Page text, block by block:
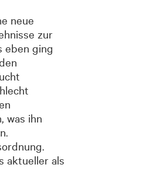
neue
zur
eben ging
was ihn
aktueller als